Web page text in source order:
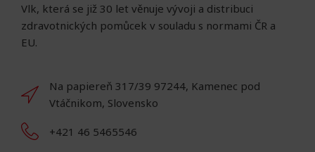
Vlk, která se již 30 let věnuje vývoji a distribuci
zdravotnických pomůcek v souladu s normami ČR a
EU.
Na papiereň 317/39 97244, Kamenec pod
Vtáčnikom, Slovensko
+421 46 5465546